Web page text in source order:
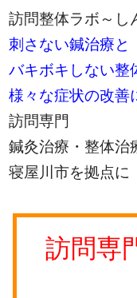
訪問整体ラボ～し
刺さない鍼治療と
バキボキしない整
様々な症状の改善
訪問専門
鍼灸治療・整体治
寝屋川市を拠点に
訪問専